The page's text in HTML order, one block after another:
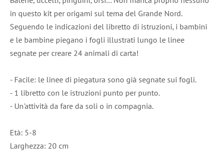
in questo kit per origami sul tema del Grande Nord.
Seguendo le indicazioni del libretto di istruzioni, i bambini
e le bambine piegano i fogli illustrati lungo le linee
segnate per creare 24 animali di carta!
- Facile: le linee di piegatura sono già segnate sui fogli.
- 1 libretto con le istruzioni punto per punto.
- Un'attività da fare da soli o in compagnia.
Età: 5-8
Larghezza: 20 cm